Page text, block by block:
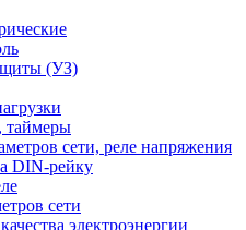
(УЗ)
таймеры
сети, реле напряжения
DIN-рейку
сети
электроэнергии